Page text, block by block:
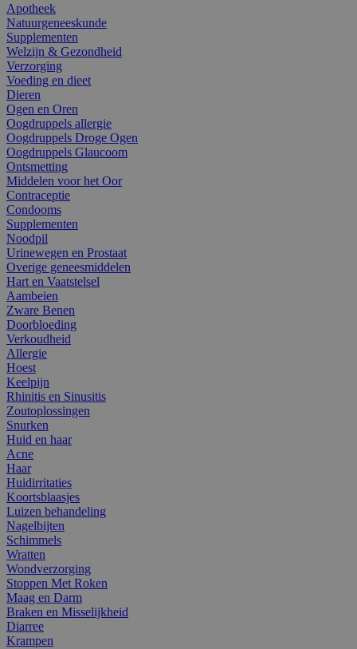
Apotheek
Natuurgeneeskunde
Supplementen
Welzijn & Gezondheid
Verzorging
Voeding en dieet
Dieren
Ogen en Oren
Oogdruppels allergie
Oogdruppels Droge Ogen
Oogdruppels Glaucoom
Ontsmetting
Middelen voor het Oor
Contraceptie
Condooms
Supplementen
Noodpil
Urinewegen en Prostaat
Overige geneesmiddelen
Hart en Vaatstelsel
Aambeien
Zware Benen
Doorbloeding
Verkoudheid
Allergie
Hoest
Keelpijn
Rhinitis en Sinusitis
Zoutoplossingen
Snurken
Huid en haar
Acne
Haar
Huidirritaties
Koortsblaasjes
Luizen behandeling
Nagelbijten
Schimmels
Wratten
Wondverzorging
Stoppen Met Roken
Maag en Darm
Braken en Misselijkheid
Diarree
Krampen